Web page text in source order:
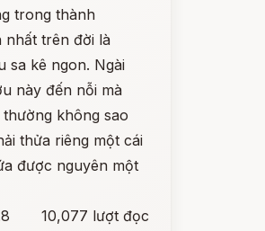
trong thành
nhất trên đời là
sa kê ngon. Ngài
này đến nỗi mà
không sao
thửa riêng một cái
được nguyên một
10,077 lượt đọc